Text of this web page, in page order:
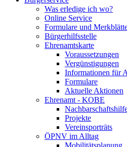
Was erledige ich wo?
Online Service
Formulare und
Bürgerhilfsstelle
Ehrenamtskarte
Voraussetzungen
Vergünstigungen
Informationen für
Formulare
Aktuelle Aktionen
Ehrenamt - KOBE
Projekte
Vereinsporträts
ÖPNV im Alltag